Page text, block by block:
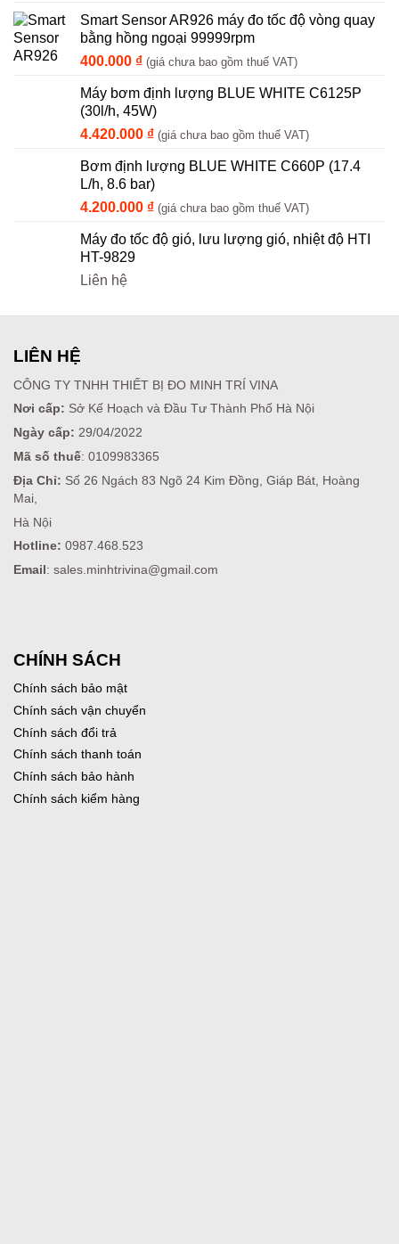
Smart Sensor AR926 máy đo tốc độ vòng quay
bằng hồng ngoại 99999rpm
400.000 ₫ (giá chưa bao gồm thuế VAT)
Máy bơm định lượng BLUE WHITE C6125P
(30l/h, 45W)
4.420.000 ₫ (giá chưa bao gồm thuế VAT)
Bơm định lượng BLUE WHITE C660P (17.4
L/h, 8.6 bar)
4.200.000 ₫ (giá chưa bao gồm thuế VAT)
Máy đo tốc độ gió, lưu lượng gió, nhiệt độ HTI
HT-9829
Liên hệ
LIÊN HỆ
CÔNG TY TNHH THIẾT BỊ ĐO MINH TRÍ VINA
Nơi cấp: Sở Kế Hoạch và Đầu Tư Thành Phố Hà Nội
Ngày cấp: 29/04/2022
Mã số thuế: 0109983365
Địa Chỉ: Số 26 Ngách 83 Ngõ 24 Kim Đồng, Giáp Bát, Hoàng
Mai,
Hà Nội
Hotline: 0987.468.523
Email : sales.minhtrivina@gmail.com
CHÍNH SÁCH
Chính sách bảo mật
Chính sách vận chuyển
Chính sách đổi trả
Chính sách thanh toán
Chính sách bảo hành
Chính sách kiểm hàng